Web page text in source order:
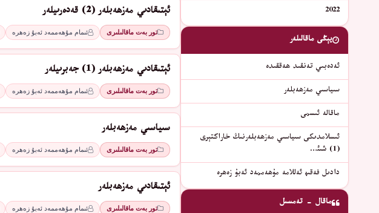
ئېتىقادىي مەزھەبلەر (2) قەدەرىيلەر
تور بەت ماقالىلىرى ئىمام مۇھەممەد ئەبۇ زەھرە
ئېتىقادىي مەزھەبلەر (1) جەبرىيلەر
تور بەت ماقالىلىرى ئىمام مۇھەممەد ئەبۇ زەھرە
سىياسىي مەزھەبلەر
تور بەت ماقالىلىرى ئىمام مۇھەممەد ئەبۇ زەھرە
ئېتىقادىي مەزھەبلەر
تور بەت ماقالىلىرى ئىمام مۇھەممەد ئەبۇ زەھرە
2022
يېڭى ماقالىلەر
ئەدەبىي تەنقىد ھەققىدە
سىياسىي مەزھەبلەر
ماقالە ئىسمى
ئىسلامدىكى سىياسىي مەزھەبلەرنىڭ خاراكتېرى
(1) شىئ…
دادىل فەقىھ ئەللامە مۇھەممەد ئەبۇ زەھرە
ماقال - تەمسىل